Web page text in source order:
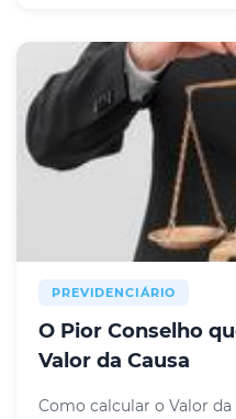
PREVIDENCIÁRIO
O Pior Conselho
Valor da Causa
Como calcular o Valor